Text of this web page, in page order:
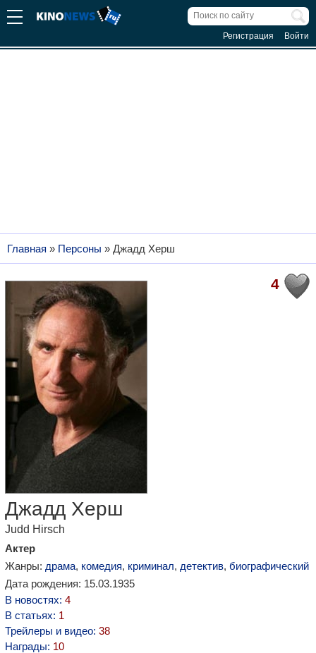
Регистрация Войти
Главная » Персоны » Джадд Херш
4
Джадд Херш
Judd Hirsch
Актер
Жанры: драма, комедия, криминал, детектив, биографический
Дата рождения: 15.03.1935
В новостях: 4
В статьях: 1
Трейлеры и видео: 38
Награды: 10